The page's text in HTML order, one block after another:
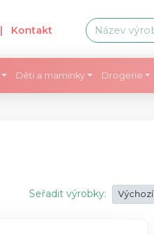
| Kontakt
Děti a maminky Drogerie
Seřadit výrobky: Výchozí